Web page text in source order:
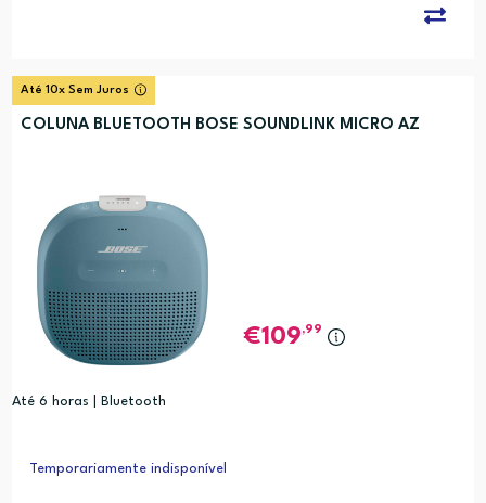
Até 10x Sem Juros
COLUNA BLUETOOTH BOSE SOUNDLINK MICRO AZ
Até 6 horas | Bluetooth
109,99
Temporariamente indisponível